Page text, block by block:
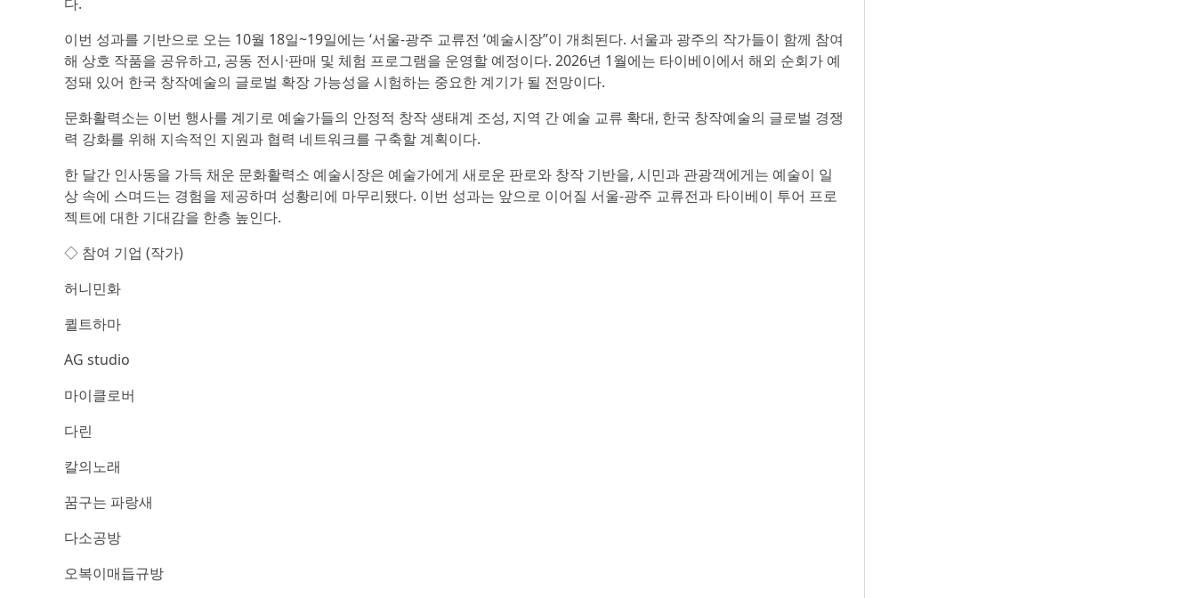
이번 성과를 기반으로 오는 10월 18일~19일에는 ‘서울-광주 교류전 ‘예술시장’’이 개최된다. 서울과 광주의 작가들이 함께 참여
해 상호 작품을 공유하고, 공동 전시·판매 및 체험 프로그램을 운영할 예정이다. 2026년 1월에는 타이베이에서 해외 순회가 예
정돼 있어 한국 창작예술의 글로벌 확장 가능성을 시험하는 중요한 계기가 될 전망이다.
문화활력소는 이번 행사를 계기로 예술가들의 안정적 창작 생태계 조성, 지역 간 예술 교류 확대, 한국 창작예술의 글로벌 경쟁
력 강화를 위해 지속적인 지원과 협력 네트워크를 구축할 계획이다.
한 달간 인사동을 가득 채운 문화활력소 예술시장은 예술가에게 새로운 판로와 창작 기반을, 시민과 관광객에게는 예술이 일
상 속에 스며드는 경험을 제공하며 성황리에 마무리됐다. 이번 성과는 앞으로 이어질 서울-광주 교류전과 타이베이 투어 프로
젝트에 대한 기대감을 한층 높인다.
◇ 참여 기업 (작가)
허니민화
퀼트하마
AG studio
마이클로버
다린
칼의노래
꿈구는 파랑새
다소공방
오복이매듭규방